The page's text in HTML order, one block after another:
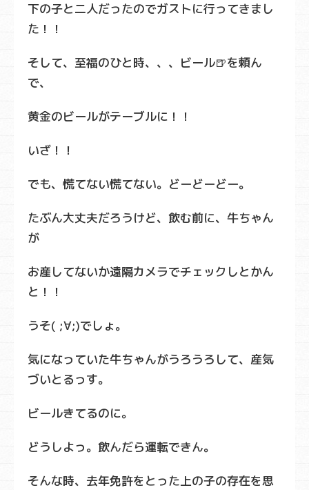
下の子と二人だったのでガストに行ってきまし
た！！
そして、至福のひと時、、、ビール🍺を頼ん
で、
黄金のビールがテーブルに！！
いざ！！
でも、慌てない慌てない。どーどーどー。
たぶん大丈夫だろうけど、飲む前に、牛ちゃん
が
お産してないか遠隔カメラでチェックしとかん
と！！
うそ( ;∀;)でしょ。
気になっていた牛ちゃんがうろうろして、産気
づいとるっす。
ビールきてるのに。
どうしよっ。飲んだら運転できん。
そんな時、去年免許をとった上の子の存在を思